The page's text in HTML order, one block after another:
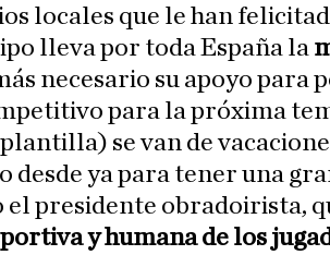
locales que le han
lleva por toda España la
necesario su apoyo para
para la próxima
se van de
desde ya para tener una
el presidente obradoirista,
y humana de los